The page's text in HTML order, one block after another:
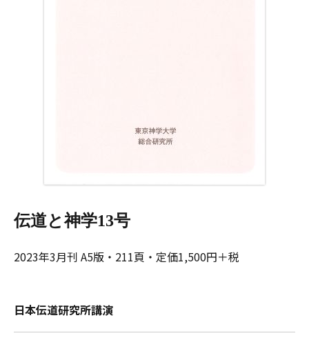
伝道と神学13号
2023年3月刊 A5版・211頁・定価1,500円＋税
日本伝道研究所講演